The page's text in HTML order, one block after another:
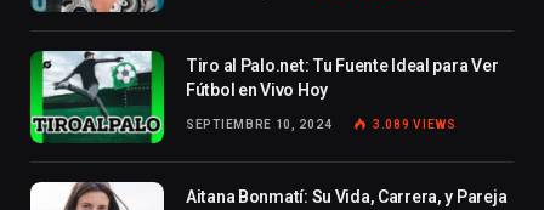
Tiro al Palo.net: Tu Fuente Ideal para Ver
Fútbol en Vivo Hoy
SEPTIEMBRE 10, 2024 3.089VIEWS
Aitana Bonmatí: Su Vida, Carrera, y Pareja